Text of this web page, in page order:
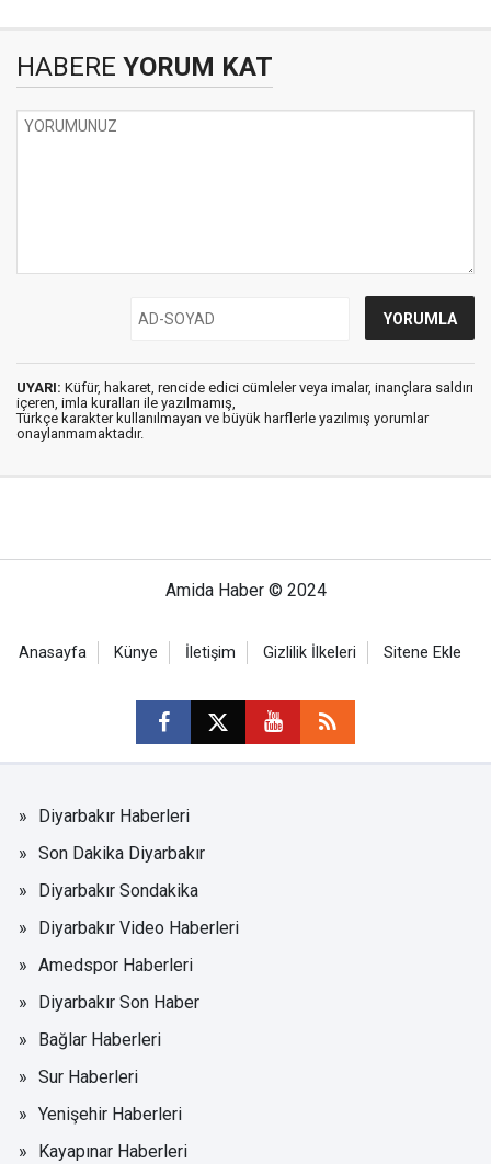
HABERE YORUM KAT
UYARI: Küfür, hakaret, rencide edici cümleler veya imalar, inançlara saldırı
içeren, imla kuralları ile yazılmamış,
Türkçe karakter kullanılmayan ve büyük harflerle yazılmış yorumlar
onaylanmamaktadır.
Amida Haber © 2024
Anasayfa Künye İletişim Gizlilik İlkeleri Sitene Ekle
Diyarbakır Haberleri
Son Dakika Diyarbakır
Diyarbakır Sondakika
Diyarbakır Video Haberleri
Amedspor Haberleri
Diyarbakır Son Haber
Bağlar Haberleri
Sur Haberleri
Yenişehir Haberleri
Kayapınar Haberleri